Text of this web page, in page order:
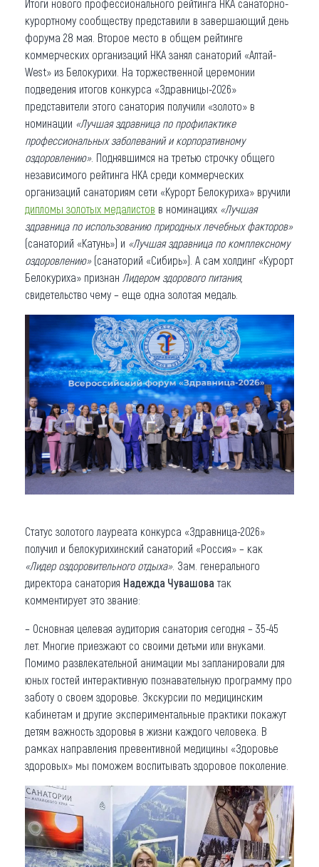
Итоги нового профессионального рейтинга НКА санаторно-
курортному сообществу представили в завершающий день
форума 28 мая. Второе место в общем рейтинге
коммерческих организаций НКА занял санаторий «Алтай-
West» из Белокурихи. На торжественной церемонии
подведения итогов конкурса «Здравницы-2026»
представители этого санатория получили «золото» в
номинации «Лучшая здравница по профилактике
профессиональных заболеваний и корпоративному
оздоровлению». Поднявшимся на третью строчку общего
независимого рейтинга НКА среди коммерческих
организаций санаториям сети «Курорт Белокуриха» вручили
дипломы золотых медалистов в номинациях «Лучшая
здравница по использованию природных лечебных факторов»
(санаторий «Катунь») и «Лучшая здравница по комплексному
оздоровлению»(санаторий «Сибирь»). А сам холдинг «Курорт
Белокуриха» признан Лидером здорового питания,
свидетельство чему – еще одна золотая медаль.
Статус золотого лауреата конкурса «Здравница-2026»
получил и белокурихинский санаторий «Россия» – как
«Лидер оздоровительного отдыха». Зам. генерального
директора санатория Надежда Чувашова так
комментирует это звание:
– Основная целевая аудитория санатория сегодня – 35-45
лет. Многие приезжают со своими детьми или внуками.
Помимо развлекательной анимации мы запланировали для
юных гостей интерактивную познавательную программу про
заботу о своем здоровье. Экскурсии по медицинским
кабинетам и другие экспериментальные практики покажут
детям важность здоровья в жизни каждого человека. В
рамках направления превентивной медицины «Здоровье
здоровых» мы поможем воспитывать здоровое поколение.